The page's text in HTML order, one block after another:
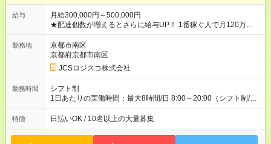
給与
月給300,000円～500,000円
★配達個数が増えるとさらに給与UP！ 1番稼ぐ人で月120万ほ
ど！ ・主要都市エリア 月収55万円／週5日稼働 月収65万~112
万円／週6日稼働 ・地方郊外エリア 月収40万円／週5日稼働 月
収40万円~50万円／週6日稼働 ＜モデルイメージ＞ ■月収50万
円 (27歳男性/江東区在住)※元建築関係 1日150個配達×25日勤務
(日休み) ■月収80万円(43歳男性/墨田区在住)※元営業 1日200個
勤務地
京都市南区
京都府京都市南区
JCSロジスコ株式会社
勤務時間
シフト制
1日あたりの実働時間：最大8時間/日 8:00～20:00（シフト制/実
働8時間） ※週5日勤務（場所次第では週4も有り） ※配達状況に
よって時間外での勤務可能性有り ※案件により多少の前後あり
特徴 日払いOK / 10名以上の大量募集